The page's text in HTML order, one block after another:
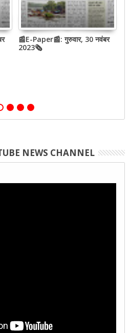
📰E-Paper📰: गुरुवार, 30 नवंबर
2023🗞
NEWS CHANNEL